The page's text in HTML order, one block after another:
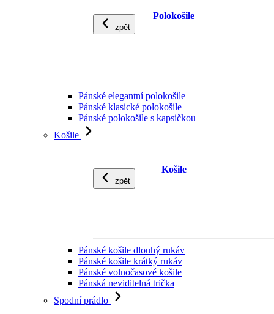
zpět
Polokošile
Pánské elegantní polokošile
Pánské klasické polokošile
Pánské polokošile s kapsičkou
Košile
zpět
Košile
Pánské košile dlouhý rukáv
Pánské košile krátký rukáv
Pánské volnočasové košile
Pánská neviditelná trička
Spodní prádlo